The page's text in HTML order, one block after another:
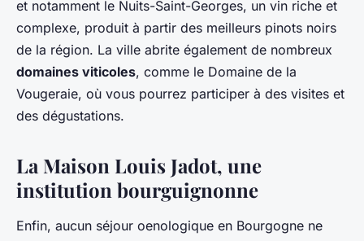
et notamment le Nuits-Saint-Georges, un vin riche et
complexe, produit à partir des meilleurs pinots noirs
de la région. La ville abrite également de nombreux
domaines viticoles, comme le Domaine de la
Vougeraie, où vous pourrez participer à des visites et
des dégustations.
La Maison Louis Jadot, une
institution bourguignonne
Enfin, aucun séjour oenologique en Bourgogne ne